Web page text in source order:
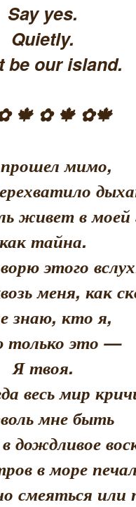
Say yes.
Quietly.
be our island.
🍁 ✿ 🍁 ✿🍁
мимо,
живет в моей
как тайна.
этого
меня, как
знаю, кто я,
только это —
Я твоя.
весь мир
мне быть
дождливое
в море
смеяться или